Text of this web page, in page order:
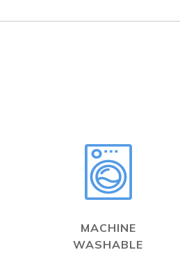
MACHINE
WASHABLE